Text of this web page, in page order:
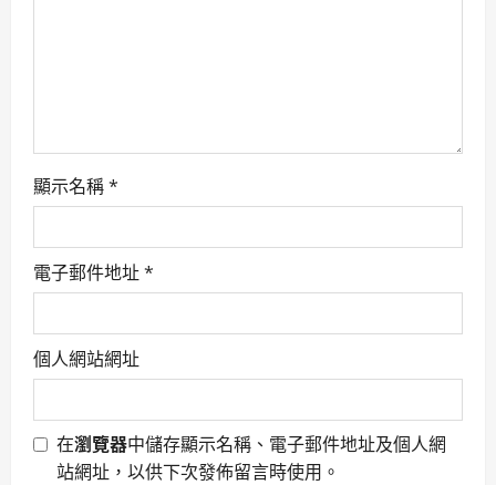
顯示名稱*
電子郵件地址*
個人網站網址
在瀏覽器中儲存顯示名稱、電子郵件地址及個人網
站網址，以供下次發佈留言時使用。